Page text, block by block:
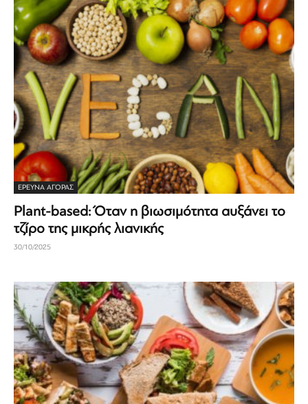
ΕΡΕΥΝΑ ΑΓΟΡΑΣ
Plant-based: Όταν η βιωσιμότητα αυξάνει το
τζίρο της μικρής λιανικής
30/10/2025